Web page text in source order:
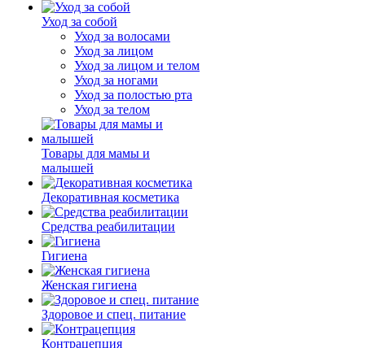
Уход за собой
Уход за волосами
Уход за лицом
Уход за лицом и телом
Уход за ногами
Уход за полостью рта
Уход за телом
Товары для мамы и
малышей
Декоративная косметика
Средства реабилитации
Гигиена
Женская гигиена
Здоровое и спец. питание
Контрацепция